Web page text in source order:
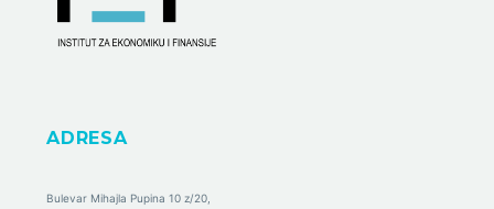
ADRESA
Bulevar Mihajla Pupina 10 z/20,